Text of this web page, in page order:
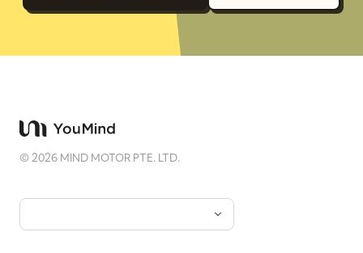
©2026 MIND MOTOR PTE. LTD.